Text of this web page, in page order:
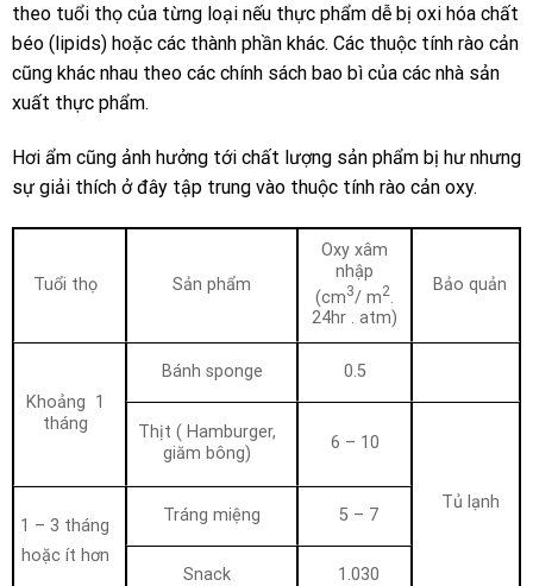
theo tuổi thọ của từng loại nếu thực phẩm dễ bị oxi hóa chất
béo (lipids) hoặc các thành phần khác. Các thuộc tính rào cản
cũng khác nhau theo các chính sách bao bì của các nhà sản
xuất thực phẩm.
Hơi ẩm cũng ảnh hưởng tới chất lượng sản phẩm bị hư nhưng
sự giải thích ở đây tập trung vào thuộc tính rào cản oxy.
Tuổi thọ Sản phẩm
Oxy xâm
nhập
(cm3/ m2
24hr . atm)
Bảo quản
Khoảng 1
tháng
Bánh sponge 0.5
Thịt ( Hamburger,
giăm bông)
6 – 10
Tủ lạnh
1 – 3 tháng
hoặc ít hơn
Tráng miệng 5 – 7
Snack 1.030